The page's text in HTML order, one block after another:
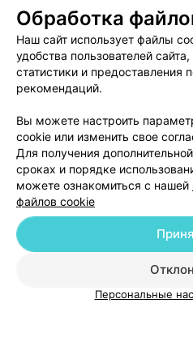
уточняйте
Отзыв. Самый чудесный центр
гинеколог Подлепецкая И. В.
Добавить
Обработка
Наш сайт использует файлы
удобства пользователей
статистики и предоставления
рекомендаций.
Вы можете настроить
cookie или изменить свое
Для получения
сроках и порядке
можете ознакомиться с нашей
файлов cookie
Персональные